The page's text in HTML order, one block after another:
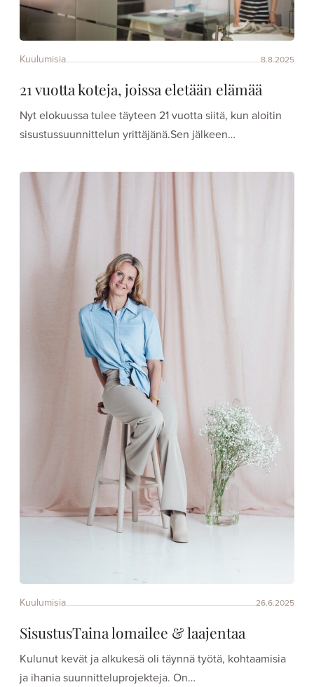
Kuulumisia 8.8.2025
21 vuotta koteja, joissa eletään elämää
Nyt elokuussa tulee täyteen 21 vuotta siitä, kun aloitin
sisustussuunnittelun yrittäjänä.Sen jälkeen…
Kuulumisia 26.6.2025
SisustusTaina lomailee & laajentaa
Kulunut kevät ja alkukesä oli täynnä työtä, kohtaamisia
ja ihania suunnitteluprojekteja. On…